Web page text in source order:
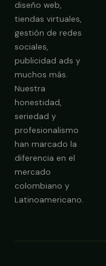
diseño web,
tiendas virtuales,
gestión de redes
sociales,
publicidad ads y
muchos más.
Nuestra
honestidad,
seriedad y
profesionalismo
han marcado la
diferencia en el
mercado
colombiano y
Latinoamericano.